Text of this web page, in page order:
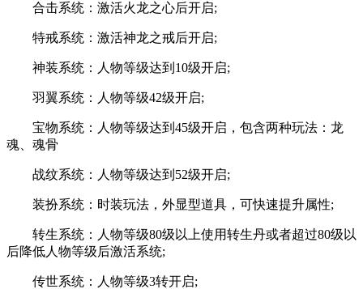
合击系统：激活火龙之心后开启;
特戒系统：激活神龙之戒后开启;
神装系统：人物等级达到10级开启;
羽翼系统：人物等级42级开启;
宝物系统：人物等级达到45级开启，包含两种玩法：龙
魂、魂骨
战纹系统：人物等级达到52级开启;
装扮系统：时装玩法，外显型道具，可快速提升属性;
转生系统：人物等级80级以上使用转生丹或者超过80级以
后降低人物等级后激活系统;
传世系统：人物等级3转开启;